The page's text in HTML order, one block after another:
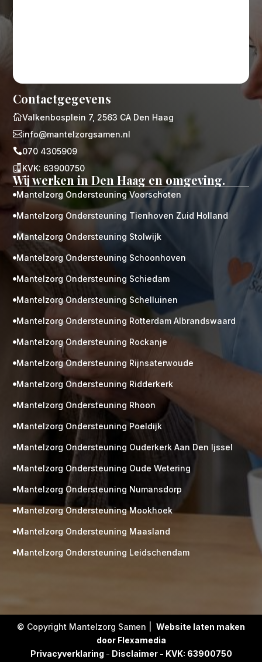
Gratis
M
Neem vrijblijvend contact op!
Hoog gekwalificeerd
Kennismakingsgesprek
Contact opnemen
Contactgegevens
Valkenbosplein 7, 2563 CA Den Haag
info@mantelzorgsamen.nl
070 4305909
 KVK: 63900750
Wij werken in Den Haag en omgeving.
 Mantelzorg Ondersteuning Voorschoten
 Mantelzorg Ondersteuning Tienhoven Zuid Holland
 Mantelzorg Ondersteuning Stolwijk
 Mantelzorg Ondersteuning Schoonhoven
 Mantelzorg Ondersteuning Schiedam
 Mantelzorg Ondersteuning Schelluinen
 Mantelzorg Ondersteuning Rotterdam Albrandswaard
 Mantelzorg Ondersteuning Rockanje
 Mantelzorg Ondersteuning Rijnsaterwoude
 Mantelzorg Ondersteuning Ridderkerk
 Mantelzorg Ondersteuning Rhoon
 Mantelzorg Ondersteuning Poeldijk
 Mantelzorg Ondersteuning Ouderkerk Aan Den Ijssel
 Mantelzorg Ondersteuning Oude Wetering
 Mantelzorg Ondersteuning Numansdorp
 Mantelzorg Ondersteuning Mookhoek
 Mantelzorg Ondersteuning Maasland
 Mantelzorg Ondersteuning Leidschendam
© Copyright Mantelzorg Samen | Website laten maken
door Flexamedia
Privacyverklaring - Disclaimer - KVK: 63900750